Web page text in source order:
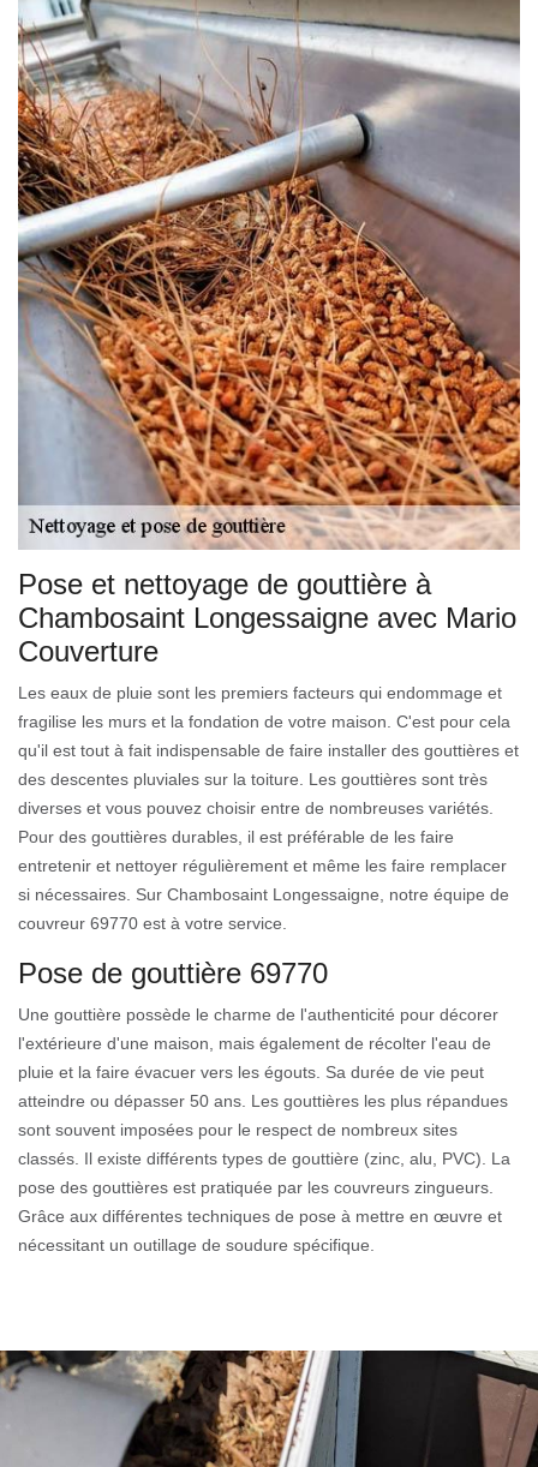
Pose et nettoyage de gouttière à
Chambosaint Longessaigne avec Mario
Couverture
Les eaux de pluie sont les premiers facteurs qui endommage et
fragilise les murs et la fondation de votre maison. C'est pour cela
qu'il est tout à fait indispensable de faire installer des gouttières et
des descentes pluviales sur la toiture. Les gouttières sont très
diverses et vous pouvez choisir entre de nombreuses variétés.
Pour des gouttières durables, il est préférable de les faire
entretenir et nettoyer régulièrement et même les faire remplacer
si nécessaires. Sur Chambosaint Longessaigne, notre équipe de
couvreur 69770 est à votre service.
Pose de gouttière 69770
Une gouttière possède le charme de l'authenticité pour décorer
l'extérieure d'une maison, mais également de récolter l'eau de
pluie et la faire évacuer vers les égouts. Sa durée de vie peut
atteindre ou dépasser 50 ans. Les gouttières les plus répandues
sont souvent imposées pour le respect de nombreux sites
classés. Il existe différents types de gouttière (zinc, alu, PVC). La
pose des gouttières est pratiquée par les couvreurs zingueurs.
Grâce aux différentes techniques de pose à mettre en œuvre et
nécessitant un outillage de soudure spécifique.